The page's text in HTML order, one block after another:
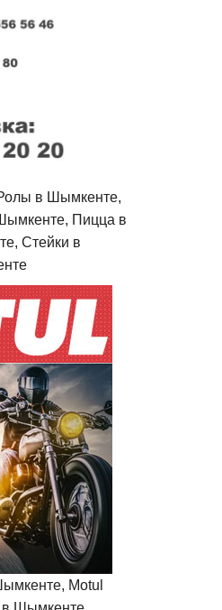
в Шымкенте,
Пицца в
Стейки в
Motul